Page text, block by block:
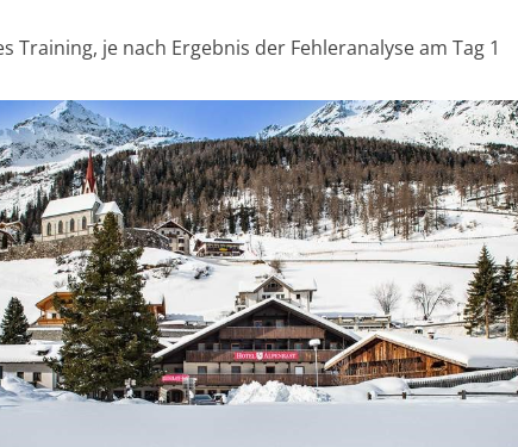
Training, je nach Ergebnis der Fehleranalyse am Tag 1